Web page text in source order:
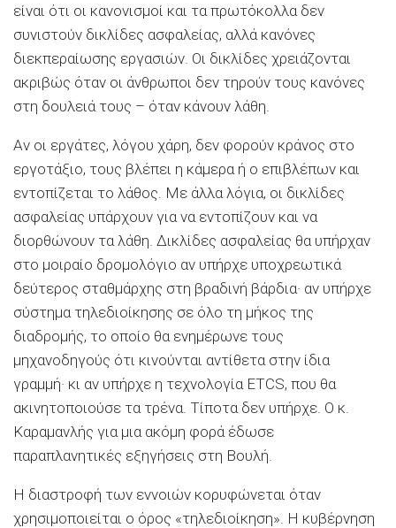
είναι ότι οι κανονισμοί και τα πρωτόκολλα δεν
συνιστούν δικλίδες ασφαλείας, αλλά κανόνες
διεκπεραίωσης εργασιών. Οι δικλίδες χρειάζονται
ακριβώς όταν οι άνθρωποι δεν τηρούν τους κανόνες
στη δουλειά τους – όταν κάνουν λάθη.
Αν οι εργάτες, λόγου χάρη, δεν φορούν κράνος στο
εργοτάξιο, τους βλέπει η κάμερα ή ο επιβλέπων και
εντοπίζεται το λάθος. Με άλλα λόγια, οι δικλίδες
ασφαλείας υπάρχουν για να εντοπίζουν και να
διορθώνουν τα λάθη. Δικλίδες ασφαλείας θα υπήρχαν
στο μοιραίο δρομολόγιο αν υπήρχε υποχρεωτικά
δεύτερος σταθμάρχης στη βραδινή βάρδια· αν υπήρχε
σύστημα τηλεδιοίκησης σε όλο τη μήκος της
διαδρομής, το οποίο θα ενημέρωνε τους
μηχανοδηγούς ότι κινούνται αντίθετα στην ίδια
γραμμή· κι αν υπήρχε η τεχνολογία ETCS, που θα
ακινητοποιούσε τα τρένα. Τίποτα δεν υπήρχε. Ο κ.
Καραμανλής για μια ακόμη φορά έδωσε
παραπλανητικές εξηγήσεις στη Βουλή.
Η διαστροφή των εννοιών κορυφώνεται όταν
χρησιμοποιείται ο όρος «τηλεδιοίκηση». Η κυβέρνηση